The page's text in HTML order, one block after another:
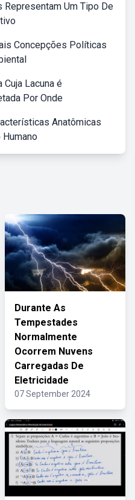
Um Tipo De
Concepções Políticas
Lacuna é
Por Onde
Anatômicas
Durante As
Tempestades
Normalmente
Ocorrem Nuvens
Carregadas De
Eletricidade
07 September 2024